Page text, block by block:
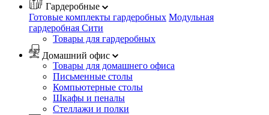
Гардеробные
Готовые комплекты гардеробных Модульная
гардеробная Сити
Товары для гардеробных
Домашний офис
Товары для домашнего офиса
Письменные столы
Компьютерные столы
Шкафы и пеналы
Стеллажи и полки